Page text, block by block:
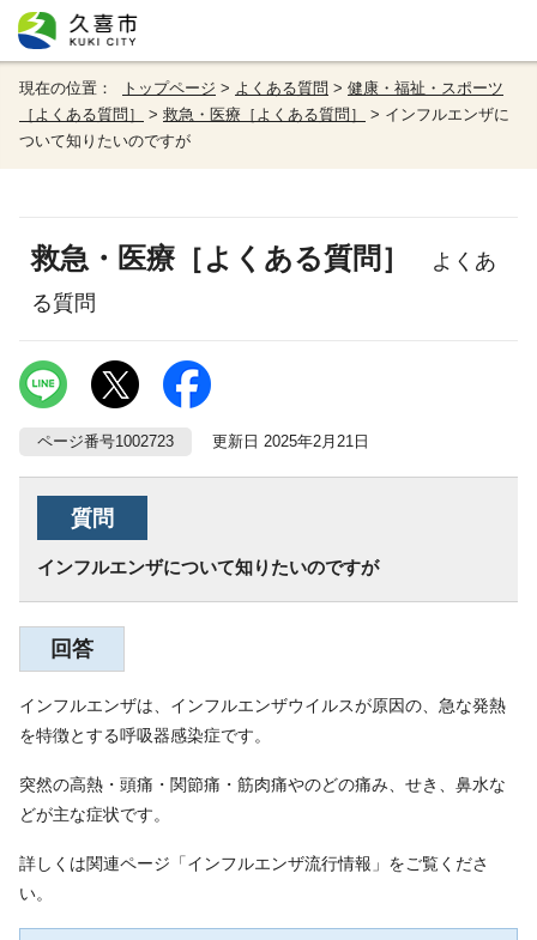
現在の位置： トップページ > よくある質問 > 健康・福祉・スポーツ
［よくある質問］
> 救急・医療［よくある質問］
> インフルエンザに
ついて知りたいのですが
救急・医療［よくある質問］
よくあ
る質問
ページ番号1002723 更新日 2025年2月21日
質問
インフルエンザについて知りたいのですが
回答
インフルエンザは、インフルエンザウイルスが原因の、急な発熱
を特徴とする呼吸器感染症です。
突然の高熱・頭痛・関節痛・筋肉痛やのどの痛み、せき、鼻水な
どが主な症状です。
詳しくは関連ページ「インフルエンザ流行情報」をご覧くださ
い。